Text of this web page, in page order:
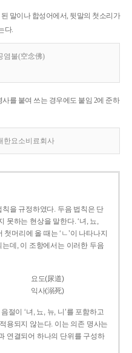
말이나 합성어에서, 뒷말의 첫소리가
다.
염불(空念佛)
를 붙여 쓰는 경우에도 붙임 2에 준하
한요소비료회사
을 규정하였다. 두음 법칙은 단
못하는 현상을 말한다. ‘녀, 뇨,
머리에 올 때는 ‘ㄴ’이 나타나지
는데, 이 조항에서는 이러한 두음
요도(尿道)
익사(溺死)
절이 ‘녀, 뇨, 뉴, 니’를 포함하고
용되지 않는다. 이는 의존 명사는
연결되어 하나의 단위를 구성하